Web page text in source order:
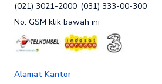
(021) 3021-2000 (031) 333-00-300
No. GSM klik bawah ini
Alamat Kantor